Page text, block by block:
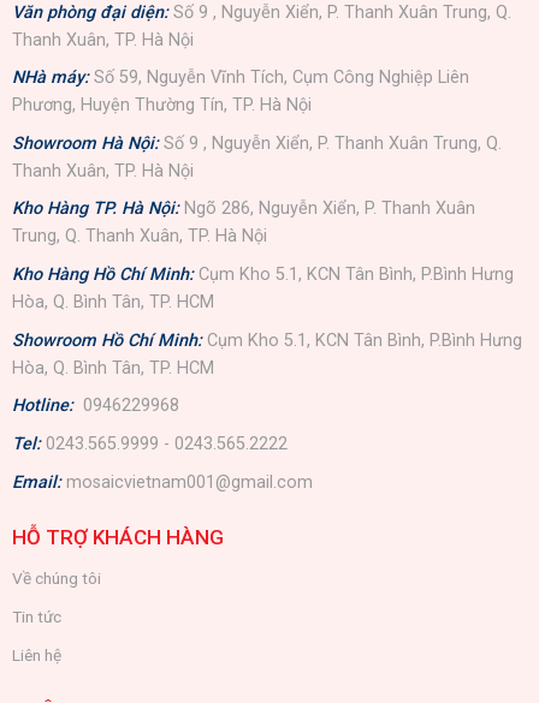
Văn phòng đại diện:Số 9 , Nguyễn Xiển, P. Thanh Xuân Trung, Q.
Thanh Xuân, TP. Hà Nội
NHà máy: Số 59, Nguyễn Vĩnh Tích, Cụm Công Nghiệp Liên
Phương, Huyện Thường Tín, TP. Hà Nội
Showroom Hà Nội: Số 9 , Nguyễn Xiển, P. Thanh Xuân Trung, Q.
Thanh Xuân, TP. Hà Nội
Kho Hàng TP. Hà Nội: Ngõ 286, Nguyễn Xiển, P. Thanh Xuân
Trung, Q. Thanh Xuân, TP. Hà Nội
Kho Hàng Hồ Chí Minh: Cụm Kho 5.1, KCN Tân Bình, P.Bình Hưng
Hòa, Q. Bình Tân, TP. HCM
Showroom Hồ Chí Minh: Cụm Kho 5.1, KCN Tân Bình, P.Bình Hưng
Hòa, Q. Bình Tân, TP. HCM
Hotline: 0946229968
Tel: 0243.565.9999 - 0243.565.2222
Email: mosaicvietnam001@gmail.com
HỖ TRỢ KHÁCH HÀNG
Về chúng tôi
Tin tức
Liên hệ